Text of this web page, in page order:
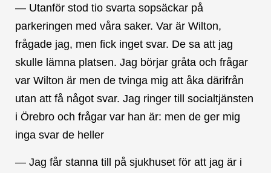
— Utanför stod tio svarta sopsäckar på
parkeringen med våra saker. Var är Wilton,
frågade jag, men fick inget svar. De sa att jag
skulle lämna platsen. Jag börjar gråta och frågar
var Wilton är men de tvinga mig att åka därifrån
utan att få något svar. Jag ringer till socialtjänsten
i Örebro och frågar var han är: men de ger mig
inga svar de heller
— Jag får stanna till på sjukhuset för att jag är i